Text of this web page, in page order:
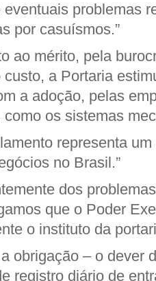
eventuais problemas
por casuísmos.”
ao mérito, pela
custo, a Portaria
a adoção, pelas
os sistemas
representa
no Brasil.”
dos
que o Poder
o instituto da
obrigação – o dever
registro diário de